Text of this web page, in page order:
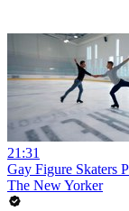
21:31
Gay Figure Skaters
The New Yorker